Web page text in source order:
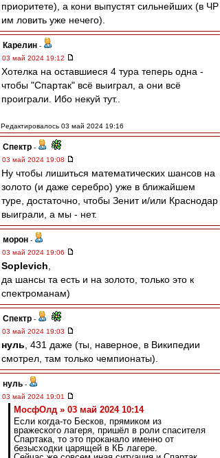
приоритете), а кони выпустят сильнейших (в ЧР
им ловить уже нечего).
Карелин -
03 май 2024 19:12
Хотелка на оставшиеся 4 тура теперь одна -
чтобы "Спартак" всё выиграл, а они всё
проиграли. Ибо некуй тут..
Редактировалось 03 май 2024 19:16
Спектр -
03 май 2024 19:08
Ну чтобы лишиться математических шансов на
золото (и даже серебро) уже в ближайшем
туре, достаточно, чтобы Зенит и/или Краснодар
выиграли, а мы - нет.
морон -
03 май 2024 19:06
Soplevich
да шансы та есть и на золото, только это к
спектроманам)
Спектр -
03 май 2024 19:03
нуль , 431 даже (ты, наверное, в Википедии
смотрел, там только чемпионаты).
нуль -
03 май 2024 19:01
МосфОлд » 03 май 2024 10:14
Если когда-то Бесков, прямиком из
вражеского лагеря, пришёл в роли спасителя
Спартака, то это проканало именно от
безысходки царящей в КБ лагере.